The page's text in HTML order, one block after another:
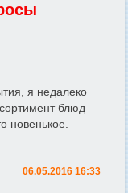
я недалеко
блюд
новенькое.
06.05.2016 16:33